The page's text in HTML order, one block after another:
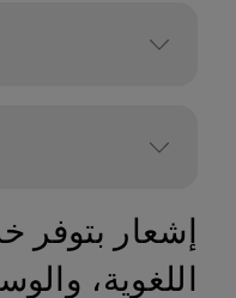
إشعار بتوفر
اللغوية،